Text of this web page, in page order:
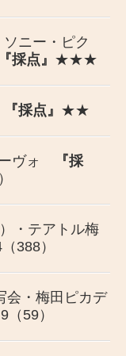
ニー・ピク
『採点』 ★★★
『採点』 ★★
ヴォ
『採
・テアトル梅
）
会・梅田ピカデ
59）